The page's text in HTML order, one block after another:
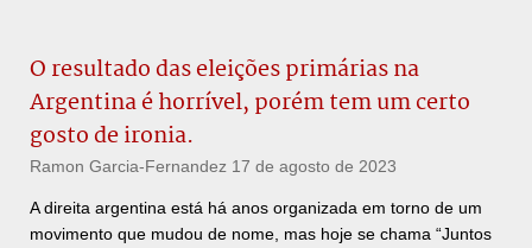
O resultado das eleições primárias na
Argentina é horrível, porém tem um certo
gosto de ironia.
Ramon Garcia-Fernandez 17 de agosto de 2023
A direita argentina está há anos organizada em torno de um
movimento que mudou de nome, mas hoje se chama “Juntos